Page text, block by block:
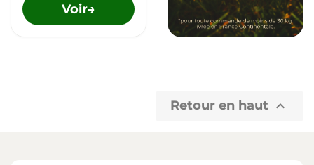
Voir→
Retour en haut 